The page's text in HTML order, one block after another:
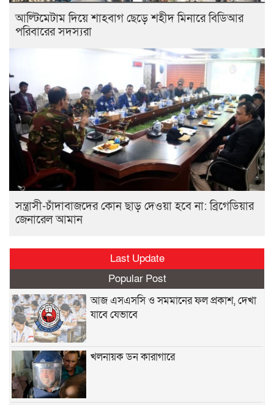
আল্টিমেটাম দিয়ে শাহবাগ ছেড়ে শহীদ মিনারে বিডিআর
পরিবারের সদস্যরা
সন্ত্রাসী-চাঁদাবাজদের কোন ছাড় দেওয়া হবে না: ব্রিগেডিয়ার
জেনারেল আমান
Last Update
Popular Post
আজ এসএসসি ও সমমানের ফল প্রকাশ, দেখা
যাবে যেভাবে
খলনায়ক ডন কারাগারে